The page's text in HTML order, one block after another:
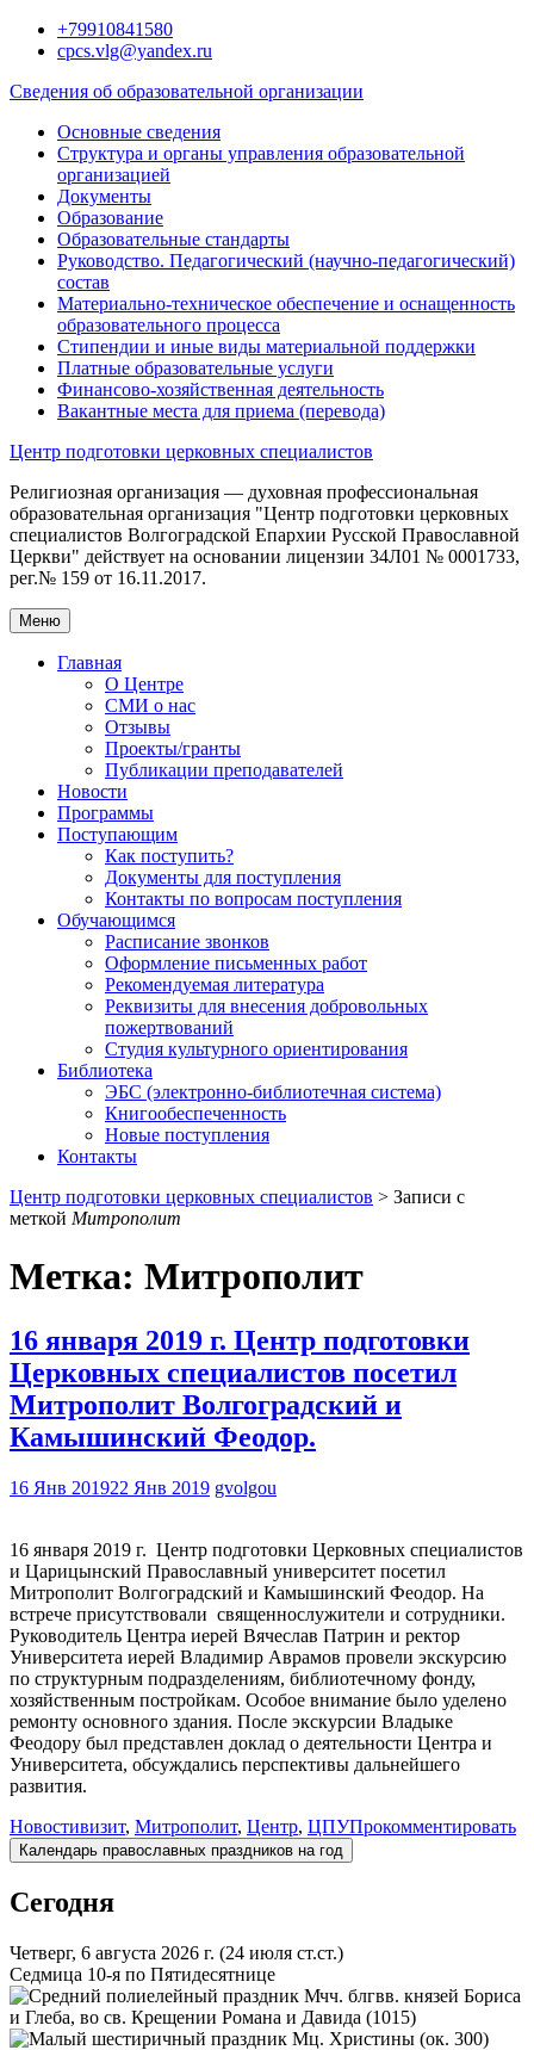
Перейти+79910841580
cpcs.vlg@yandex.ru
Сведения об образовательной организации
Основные сведения
Структура и органы управления образовательной
организацией
Документы
Образование
Образовательные стандарты
Руководство. Педагогический (научно-педагогический)
состав
Материально-техническое обеспечение и оснащенность
образовательного процесса
Стипендии и иные виды материальной поддержки
Платные образовательные услуги
Финансово-хозяйственная деятельность
Вакантные места для приема (перевода)
Центр подготовки церковных специалистов
Религиозная организация — духовная профессиональная
образовательная организация "Центр подготовки церковных
специалистов Волгоградской Eпархии Русской Православной
Церкви" действует на основании лицензии 34Л01 № 0001733,
рег.№ 159 от 16.11.2017.
Меню
Главная
О Центре
СМИ о нас
Отзывы
Проекты/гранты
Публикации преподавателей
Новости
Программы
Поступающим
Как поступить?
Документы для поступления
Контакты по вопросам поступления
Обучающимся
Расписание звонков
Оформление письменных работ
Рекомендуемая литература
Реквизиты для внесения добровольных
пожертвований
Студия культурного ориентирования
Библиотека
ЭБС (электронно-библиотечная система)
Книгообеспеченность
Новые поступления
Контакты
Центр подготовки церковных специалистов > Записи с
меткой Митрополит
Метка: Митрополит
16 января 2019 г. Центр подготовки
Церковных специалистов посетил
Митрополит Волгоградский и
Камышинский Феодор.
16 Янв 201922 Янв 2019 gvolgou
16 января 2019 г. Центр подготовки Церковных специалистов
и Царицынский Православный университет посетил
Митрополит Волгоградский и Камышинский Феодор. На
встрече присутствовали священнослужители и сотрудники.
Руководитель Центра иерей Вячеслав Патрин и ректор
Университета иерей Владимир Аврамов провели экскурсию
по структурным подразделениям, библиотечному фонду,
хозяйственным постройкам. Особое внимание было уделено
ремонту основного здания. После экскурсии Владыке
Феодору был представлен доклад о деятельности Центра и
Университета, обсуждались перспективы дальнейшего
развития.
Новостивизит, Митрополит, Центр, ЦПУПрокомментировать
Календарь православных праздников на год
Сегодня
Четверг, 6 августа 2026 г. (24 июля ст.ст.)
Седмица 10-я по Пятидесятнице
Мчч. блгвв. князей Бориса
и Глеба, во св. Крещении Романа и Давида (1015)
Мц. Христины (ок. 300)